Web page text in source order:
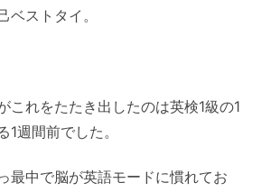
ベストタイ。
これをたたき出したのは英検1級の1
1週間前でした。
最中で脳が英語モードに慣れてお